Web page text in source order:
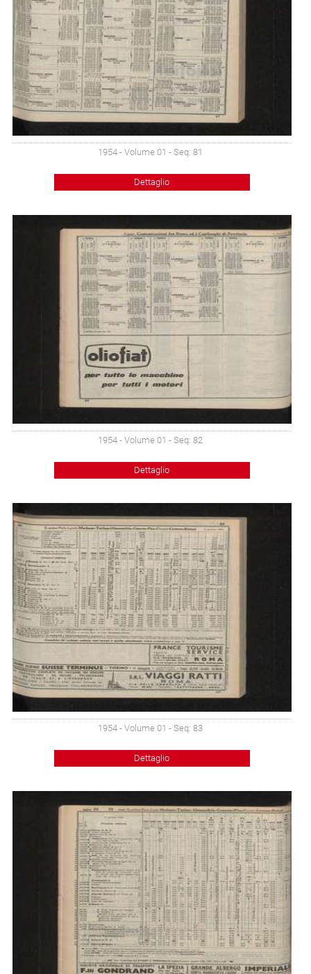
1954 - Volume 01 - Seq: 81
Dettaglio
1954 - Volume 01 - Seq: 82
Dettaglio
1954 - Volume 01 - Seq: 83
Dettaglio